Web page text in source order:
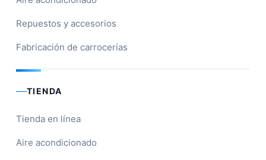
Repuestos y accesorios
Fabricación de carrocerías
TIENDA
Tienda en línea
Aire acondicionado